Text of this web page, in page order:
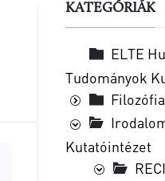
KATEGÓRIÁK
ELTE
Tudományok
Kutatóintézet